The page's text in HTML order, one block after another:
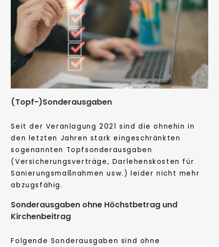
(Topf-)Sonderausgaben
Seit der Veranlagung 2021 sind die ohnehin in
den letzten Jahren stark eingeschränkten
sogenannten Topfsonderausgaben
(Versicherungsverträge, Darlehenskosten für
Sanierungsmaßnahmen usw.) leider nicht mehr
abzugsfähig.
Sonderausgaben ohne Höchstbetrag und
Kirchenbeitrag
Folgende Sonderausgaben sind ohne